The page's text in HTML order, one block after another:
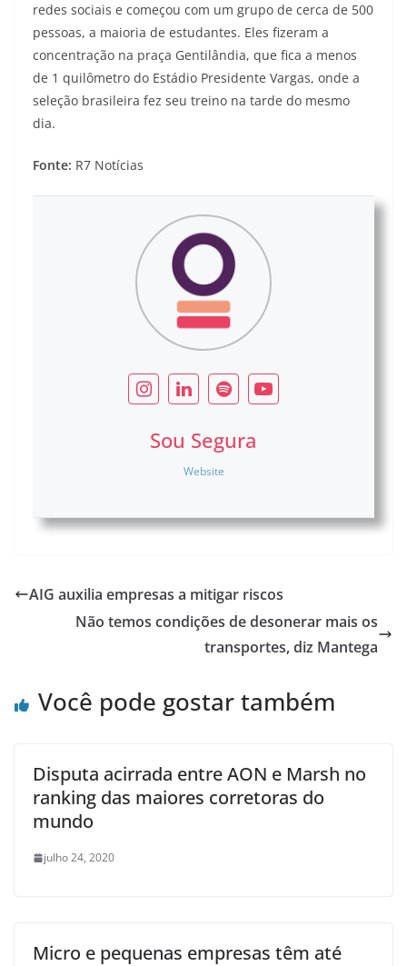
redes sociais e começou com um grupo de cerca de 500
pessoas, a maioria de estudantes. Eles fizeram a
concentração na praça Gentilândia, que fica a menos
de 1 quilômetro do Estádio Presidente Vargas, onde a
seleção brasileira fez seu treino na tarde do mesmo
dia.
Fonte: R7 Notícias
Sou Segura
Website
AIG auxilia empresas a mitigar riscos
Não temos condições de desonerar mais os
transportes, diz Mantega
Você pode gostar também
Disputa acirrada entre AON e Marsh no
ranking das maiores corretoras do
mundo
julho 24, 2020
Micro e pequenas empresas têm até